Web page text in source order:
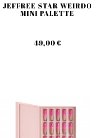
JEFFREE STAR WEIRDO
MINI PALETTE
49,00 €